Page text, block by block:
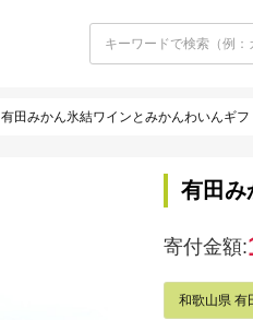
有田みかん氷結ワインとみかんわいんギフ
有田み
寄付金額:
和歌山県 有